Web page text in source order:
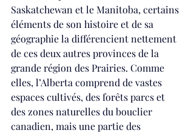
Saskatchewan et le Manitoba, certains
éléments de son histoire et de sa
géographie la différencient nettement
de ces deux autres provinces de la
grande région des Prairies. Comme
elles, l’Alberta comprend de vastes
espaces cultivés, des forêts parcs et
des zones naturelles du bouclier
canadien, mais une partie des